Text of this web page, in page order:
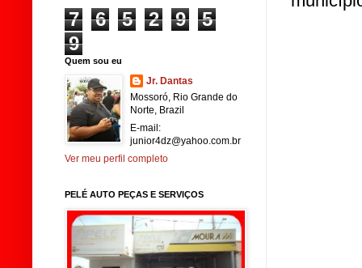
7 6 5 2 9
5
9
Quem sou eu
Jr. Dantas
Mossoró, Rio Grande do
Norte, Brazil
E-mail:
junior4dz@yahoo.com.br
Ver meu perfil completo
PELÉ AUTO PEÇAS E SERVIÇOS